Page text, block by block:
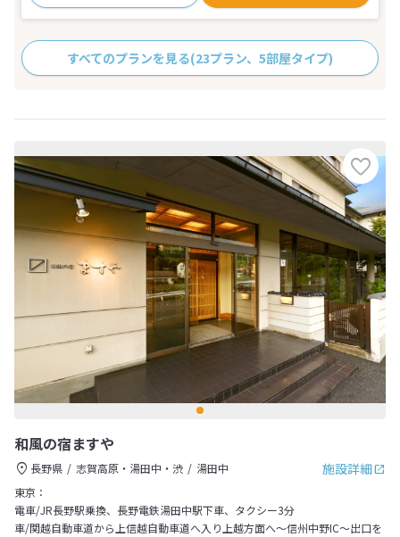
すべてのプランを見る(23プラン、5部屋タイプ)
和風の宿ますや
施設詳細
長野県 志賀高原・湯田中・渋
湯田中
東京：
電車/JR長野駅乗換、長野電鉄湯田中駅下車、タクシー3分
車/関越自動車道から上信越自動車道へ入り上越方面へ～信州中野IC～出口を